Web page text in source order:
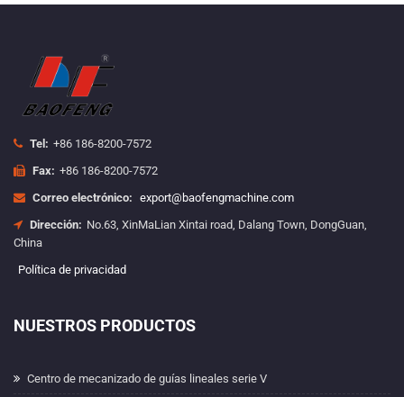
Tel: +86 186-8200-7572
Fax: +86 186-8200-7572
Correo electrónico: export@baofengmachine.com
Dirección: No.63, XinMaLian Xintai road, Dalang Town, DongGuan,
China
Política de privacidad
NUESTROS PRODUCTOS
Centro de mecanizado de guías lineales serie V